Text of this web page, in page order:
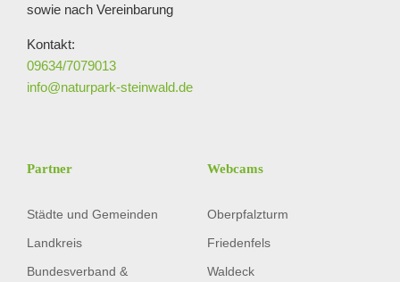
sowie nach Vereinbarung
Kontakt:
09634/7079013
info@naturpark-steinwald.de
Partner
Städte und Gemeinden
Landkreis
Bundesverband &
Webcams
Oberpfalzturm
Friedenfels
Waldeck